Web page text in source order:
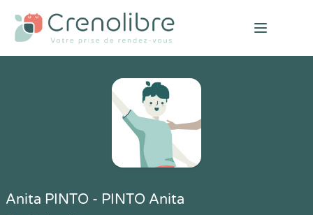
Open
Anita PINTO - PINTO Anita